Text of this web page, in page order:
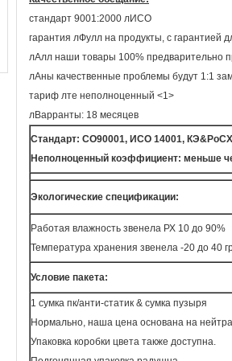
стандарт 9001:2000 лИСО
гарантия лФулл на продукты, с гарантией
лАлл наши товары 100% предварительно
лАны качественные проблемы будут 1:1
тариф лте неполноценный <1>
лВарранты: 18 месяцев
Стандарт: СО90001, ИСО 14001, КЭ&РоСХ
Неполноценный коэффициент: меньше
Экологические спецификации:
Работая влажность звенела РХ 10 до 90%
Температура хранения звенела -20 до 40
Условие пакета:
1 сумка пк/анти-статик & сумка пузыря
Нормально, наша цена основана на
Упаковка коробки цвета также доступна.